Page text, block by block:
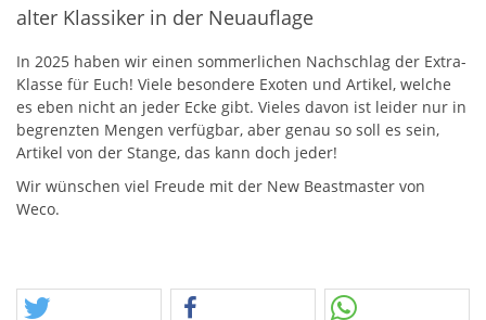
alter Klassiker in der Neuauflage
In 2025 haben wir einen sommerlichen Nachschlag der Extra-
Klasse für Euch! Viele besondere Exoten und Artikel, welche
es eben nicht an jeder Ecke gibt. Vieles davon ist leider nur in
begrenzten Mengen verfügbar, aber genau so soll es sein,
Artikel von der Stange, das kann doch jeder!
Wir wünschen viel Freude mit der New Beastmaster von
Weco.